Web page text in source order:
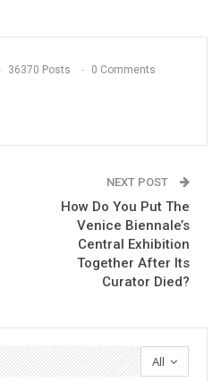
36370 Posts 0 Comments
NEXT POST
How Do You Put The
Venice Biennale’s
Central Exhibition
Together After Its
Curator Died?
All